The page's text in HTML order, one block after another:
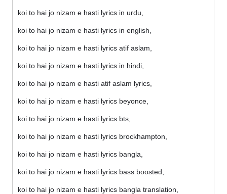
koi to hai jo nizam e hasti lyrics in urdu,
koi to hai jo nizam e hasti lyrics in english,
koi to hai jo nizam e hasti lyrics atif aslam,
koi to hai jo nizam e hasti lyrics in hindi,
koi to hai jo nizam e hasti atif aslam lyrics,
koi to hai jo nizam e hasti lyrics beyonce,
koi to hai jo nizam e hasti lyrics bts,
koi to hai jo nizam e hasti lyrics brockhampton,
koi to hai jo nizam e hasti lyrics bangla,
koi to hai jo nizam e hasti lyrics bass boosted,
koi to hai jo nizam e hasti lyrics bangla translation,